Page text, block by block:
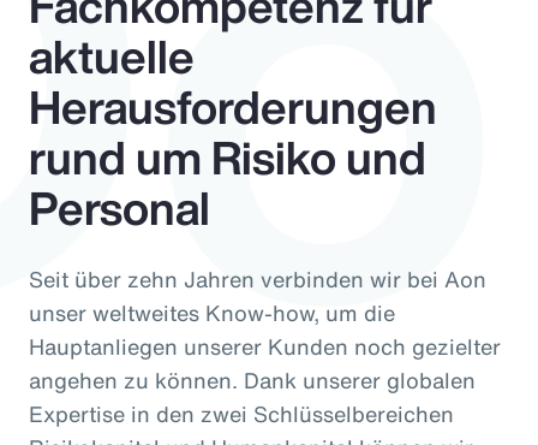
aktuelle
Herausforderungen
rund um Risiko und
Personal
Seit über zehn Jahren verbinden wir bei Aon
unser weltweites Know-how, um die
Hauptanliegen unserer Kunden noch gezielter
angehen zu können. Dank unserer globalen
Expertise in den zwei Schlüsselbereichen